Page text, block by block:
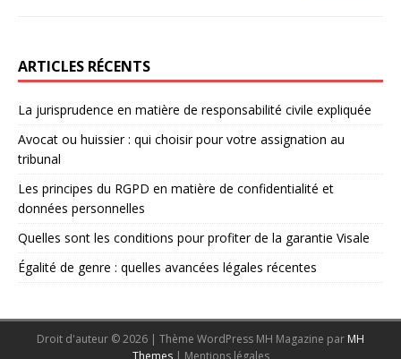
ARTICLES RÉCENTS
La jurisprudence en matière de responsabilité civile expliquée
Avocat ou huissier : qui choisir pour votre assignation au
tribunal
Les principes du RGPD en matière de confidentialité et
données personnelles
Quelles sont les conditions pour profiter de la garantie Visale
Égalité de genre : quelles avancées légales récentes
Droit d'auteur © 2026 | Thème WordPress MH Magazine par MH
Themes | Mentions légales